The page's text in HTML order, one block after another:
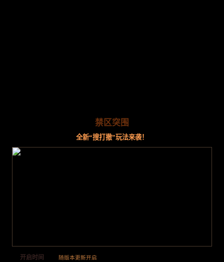
禁区突围
全新“搜打撤”玩法来袭！
开启时间 随版本更新开启